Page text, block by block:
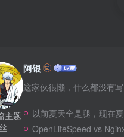
主题
阿银
这家伙很懒，什么都没有
以前夏天全是腿，现在
OpenLiteSpeed vs